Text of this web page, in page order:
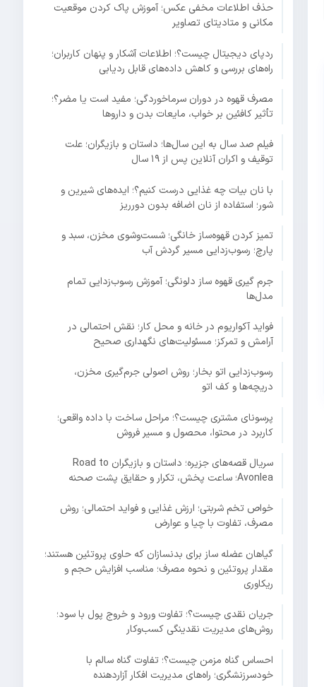
حذف اطلاعات مخفی عکس؛ آموزش پاک کردن موقعیت
مکانی و متادیتای تصاویر
ردپای دیجیتال چیست؟؛ اطلاعات آشکار و پنهان کاربران؛
راه‌های بررسی و کاهش داده‌های قابل ردیابی
مصرف قهوه در دوران سرماخوردگی؛ مفید است یا مضر؟؛
تأثیر کافئین بر خواب، مایعات بدن و داروها
فیلم صد سال به این سال‌ها؛ داستان و بازیگران؛ علت
توقیف و اکران آنلاین پس از ۱۹ سال
با نان بیات چه غذایی درست کنیم؟؛ ایده‌های شیرین و
شور؛ استفاده از نان اضافه بدون دورریز
تمیز کردن قهوه‌ساز خانگی؛ شست‌وشوی مخزن، سبد و
پارچ؛ رسوب‌زدایی مسیر گردش آب
جرم گیری قهوه ساز دلونگی؛ آموزش رسوب‌زدایی تمام
مدل‌ها
فواید آکواریوم در خانه و محل کار؛ نقش احتمالی در
آرامش و تمرکز؛ مسئولیت‌های نگهداری صحیح
رسوب‌زدایی اتو بخار؛ روش اصولی جرم‌گیری مخزن،
دریچه‌ها و کف اتو
پرسونای مشتری چیست؟؛ مراحل ساخت با داده واقعی؛
کاربرد در محتوا، محصول و مسیر فروش
سریال قصه‌های جزیره؛ داستان و بازیگران Road to
Avonlea؛ ساعت پخش، تکرار و حقایق پشت صحنه
خواص تخم شربتی؛ ارزش غذایی و فواید احتمالی؛ روش
مصرف، تفاوت با چیا و عوارض
گیاهان عضله ساز برای بدنسازان که حاوی پروتئین هستند؛
مقدار پروتئین و نحوه مصرف؛ مناسب افزایش حجم و
ریکاوری
جریان نقدی چیست؟؛ تفاوت ورود و خروج پول با سود؛
روش‌های مدیریت نقدینگی کسب‌وکار
احساس گناه مزمن چیست؟؛ تفاوت گناه سالم با
خودسرزنشگری؛ راه‌های مدیریت افکار آزاردهنده